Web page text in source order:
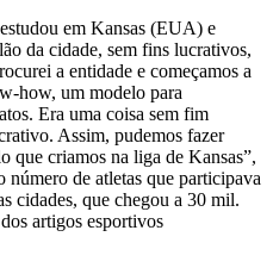
em Kansas (EUA) e
da cidade, sem fins lucrativos,
a entidade e começamos a
how, um modelo para
Era uma coisa sem fim
Assim, pudemos fazer
que criamos na liga de Kansas”,
número de atletas que participava
cidades, que chegou a 30 mil.
artigos esportivos